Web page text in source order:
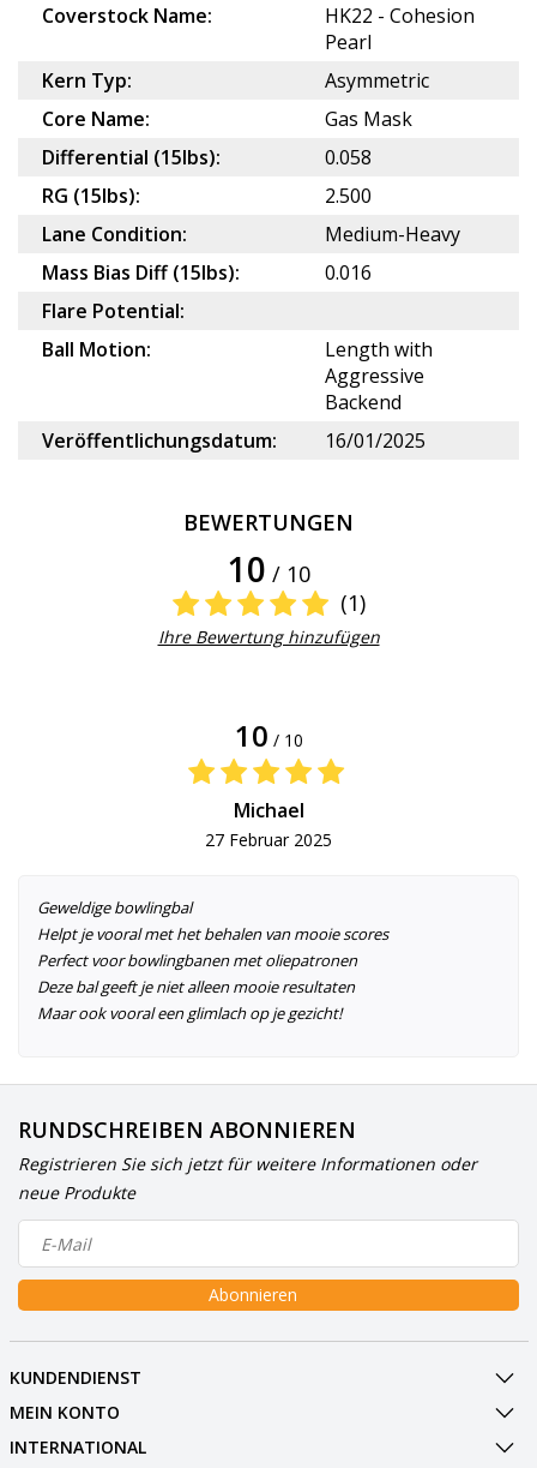
Coverstock Name:
HK22 - Cohesion
Pearl
Kern Typ:
Asymmetric
Core Name:
Gas Mask
Differential (15lbs):
0.058
RG (15lbs):
2.500
Lane Condition:
Medium-Heavy
Mass Bias Diff (15lbs):
0.016
Flare Potential:
Ball Motion:
Length with
Aggressive
Backend
Veröffentlichungsdatum:
16/01/2025
BEWERTUNGEN
10 / 10
(1)
Ihre Bewertung hinzufügen
10 / 10
Michael
27 Februar 2025
Geweldige bowlingbal
Helpt je vooral met het behalen van mooie scores
Perfect voor bowlingbanen met oliepatronen
Deze bal geeft je niet alleen mooie resultaten
Maar ook vooral een glimlach op je gezicht!
RUNDSCHREIBEN ABONNIEREN
Registrieren Sie sich jetzt für weitere Informationen oder
neue Produkte
Abonnieren
KUNDENDIENST
MEIN KONTO
INTERNATIONAL